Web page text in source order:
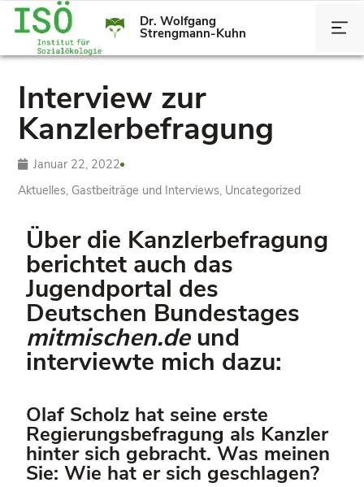
Dr. Wolfgang
Strengmann-Kuhn
Interview zur
Kanzlerbefragung
Januar 22, 2022
Aktuelles, Gastbeiträge und Interviews, Uncategorized
Über die Kanzlerbefragung
berichtet auch das
Jugendportal des
Deutschen Bundestages
mitmischen.deund
interviewte mich dazu:
Olaf Scholz hat seine erste
Regierungsbefragung als Kanzler
hinter sich gebracht. Was meinen
Sie: Wie hat er sich geschlagen?